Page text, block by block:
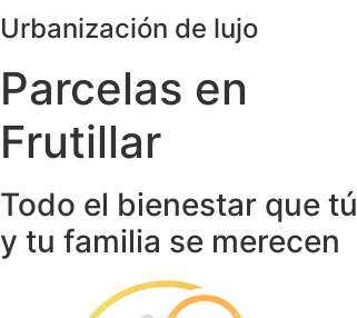
Urbanización de lujo
Parcelas en
Frutillar
Todo el bienestar que tú
y tu familia se merecen